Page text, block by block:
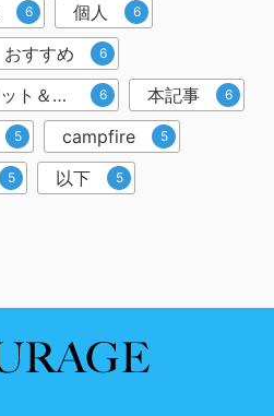
6 個人 6
おすすめ 6
メリット＆デメリット 6 本記事 6
5 campfire 5
5 以下 5